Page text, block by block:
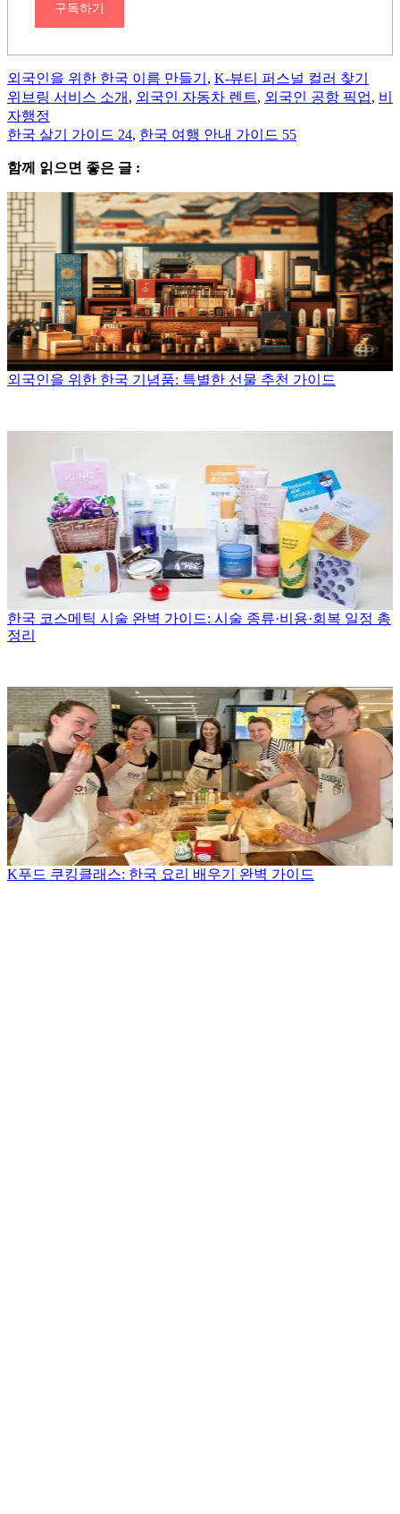
구독하기
외국인을 위한 한국 이름 만들기 , K-뷰티 퍼스널 컬러 찾기
위브링 서비스 소개 , 외국인 자동차 렌트, 외국인 공항 픽업, 비
자행정
한국 살기 가이드 24, 한국 여행 안내 가이드 55
함께 읽으면 좋은 글 :
외국인을 위한 한국 기념품: 특별한 선물 추천 가이드
한국 코스메틱 시술 완벽 가이드: 시술 종류·비용·회복 일정 총
정리
K푸드 쿠킹클래스: 한국 요리 배우기 완벽 가이드